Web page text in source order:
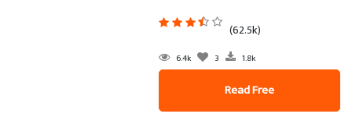
(62.5k)
6.4k 3 1.8k
Read Free